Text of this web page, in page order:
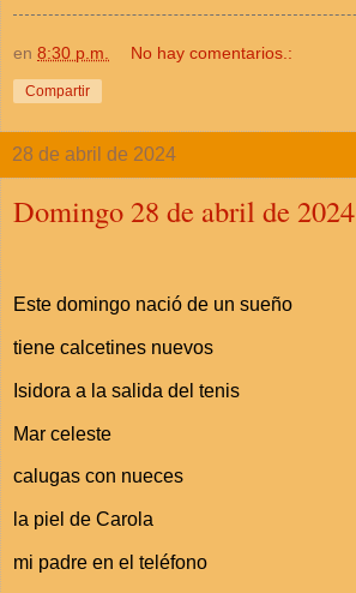
en 8:30 p.m. No hay comentarios.:
Compartir
28 de abril de 2024
Domingo 28 de abril de 2024
Este domingo nació de un sueño
tiene calcetines nuevos
Isidora a la salida del tenis
Mar celeste
calugas con nueces
la piel de Carola
mi padre en el teléfono